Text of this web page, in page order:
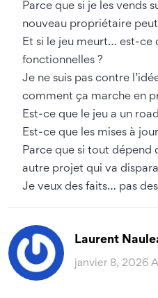
Parce que si je les vends
nouveau propriétaire
Et si le jeu meurt… est-ce
fonctionnelles ?
Je ne suis pas contre
comment ça marche en
Est-ce que le jeu a un
Est-ce que les mises à
Parce que si tout dépend
autre projet qui va
Je veux des faits… pas
Laurent
janvier 8, 2026